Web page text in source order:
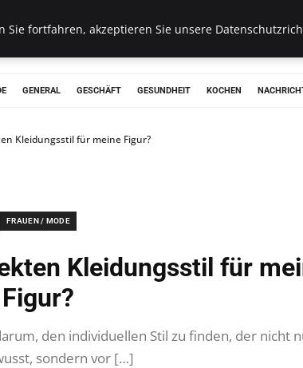
GENERAL GESCHÄFT GESUNDHEIT KOCHEN
Kleidungsstil für meine Figur?
FRAUEN / MODE
Kleidungsstil für
Figur?
den individuellen Stil zu finden, der nicht
sondern vor […]
Sie fortfahren, akzeptieren Sie unsere